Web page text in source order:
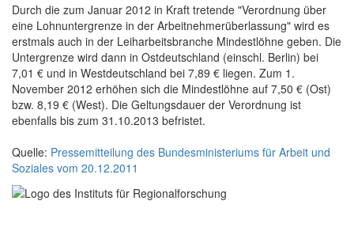
Durch die zum Januar 2012 in Kraft tretende "Verordnung über
eine Lohnuntergrenze in der Arbeitnehmerüberlassung" wird es
erstmals auch in der Leiharbeitsbranche Mindestlöhne geben. Die
Untergrenze wird dann in Ostdeutschland (einschl. Berlin) bei
7,01 € und in Westdeutschland bei 7,89 € liegen. Zum 1.
November 2012 erhöhen sich die Mindestlöhne auf 7,50 € (Ost)
bzw. 8,19 € (West). Die Geltungsdauer der Verordnung ist
ebenfalls bis zum 31.10.2013 befristet.
Quelle: Pressemitteilung des Bundesministeriums für Arbeit und
Soziales vom 20.12.2011